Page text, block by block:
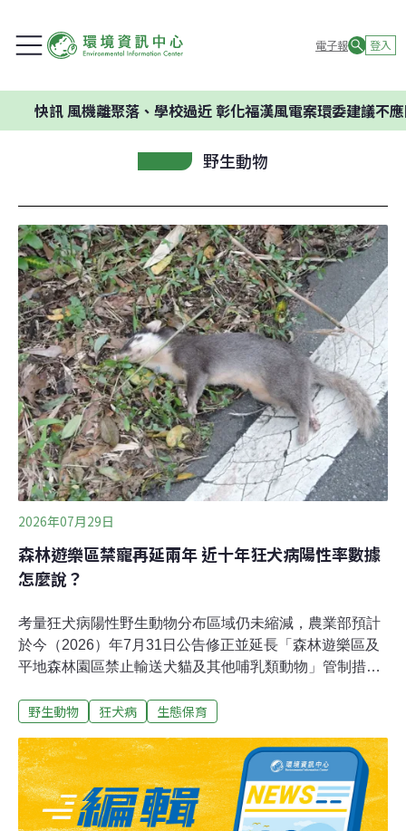
電子報 登入
風機離聚落、學校過近 彰化福漢風電案環委建議不應開發
野生動物
2026年07月29日
森林遊樂區禁寵再延兩年 近十年狂犬病陽性率數據
怎麼說？
考量狂犬病陽性野生動物分布區域仍未縮減，農業部預計
於今（2026）年7月31日公告修正並延長「森林遊樂區及
平地森林園區禁止輸送犬貓及其他哺乳類動物」管制措
乳類寵物入園。林業與自然保育署表示，此措施依據《動
犬、家貓等哺乳類寵物遭狂犬病陽性野生動物抓咬，從源
頭杜絕「野生動物傳染寵物，再傳染給人類」的傳播鏈。
動植物防疫檢疫署則指出，近年狂犬病陽性率持平，未來
仍須持續關注鼬獾族群動態及陽性案例趨勢。森林遊樂區
野生動物 狂犬病 生態保育